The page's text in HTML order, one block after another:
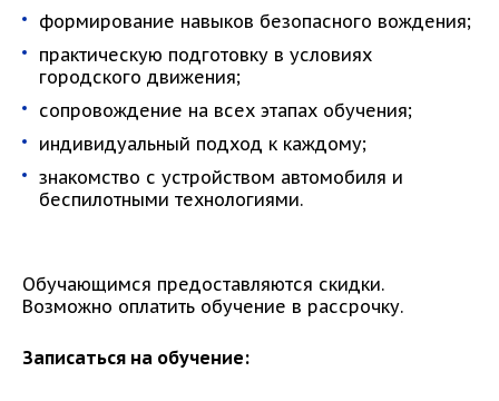
формирование навыков безопасного вождения;
практическую подготовку в условиях
городского движения;
сопровождение на всех этапах обучения;
индивидуальный подход к каждому;
знакомство с устройством автомобиля и
беспилотными технологиями.
Обучающимся предоставляются скидки.
Возможно оплатить обучение в рассрочку.
Записаться на обучение: